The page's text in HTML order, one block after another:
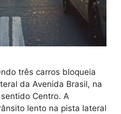
três carros bloqueia
da Avenida Brasil, na
Centro. A
lento na pista lateral